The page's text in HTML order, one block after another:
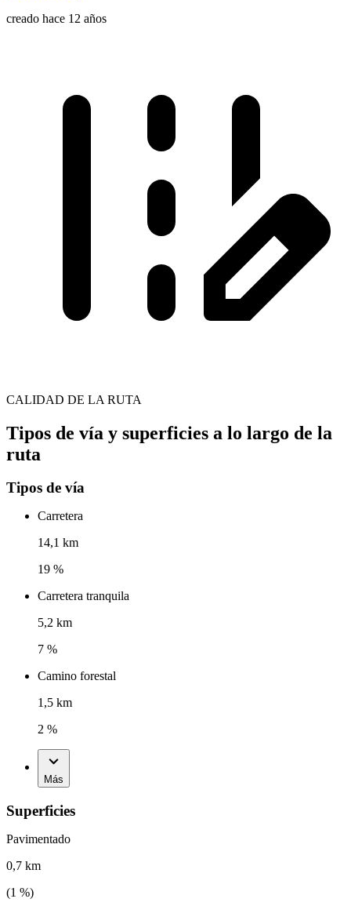
creado hace 12 años
CALIDAD DE LA RUTA
Tipos de vía y superficies a lo largo de la
ruta
Tipos de vía
Carretera
14,1 km
19 %
Carretera tranquila
5,2 km
7 %
Camino forestal
1,5 km
2 %
Más
Superficies
Pavimentado
0,7 km
(1 %)